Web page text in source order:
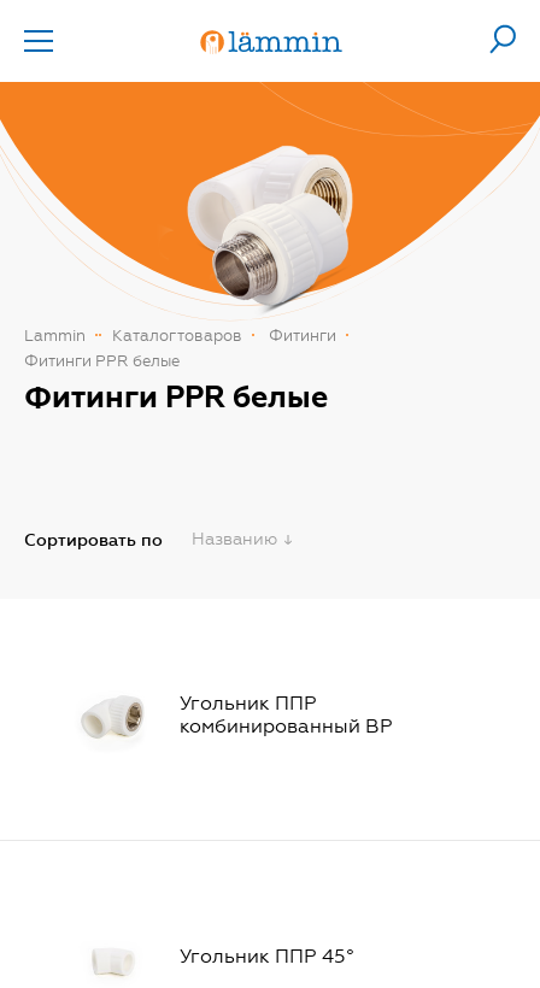
Lammin Каталог товаров
Фитинги
Фитинги PPR белые
Фитинги PPR белые
Сортировать по Названию
Угольник ППР
комбинированный ВР
Угольник ППР 45°